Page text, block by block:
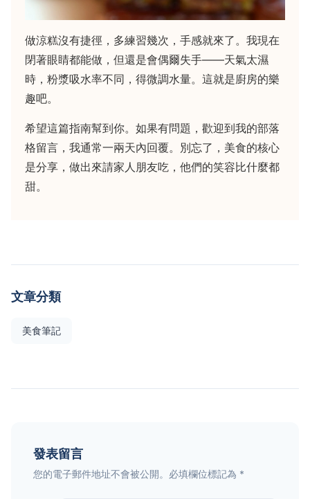
做涼糕沒有捷徑，多練習幾次，手感就來了。我現在
閉著眼睛都能做，但還是會偶爾失手——天氣太濕
時，粉漿吸水率不同，得微調水量。這就是廚房的樂
趣吧。
希望這篇指南幫到你。如果有問題，歡迎到我的部落
格留言，我通常一兩天內回覆。別忘了，美食的核心
是分享，做出來請家人朋友吃，他們的笑容比什麼都
甜。
文章分類
美食筆記
發表留言
您的電子郵件地址不會被公開。必填欄位標記為 *